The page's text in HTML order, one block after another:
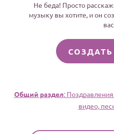
Не беда! Просто
музыку вы хотите, и он
Общий раздел:
видео,